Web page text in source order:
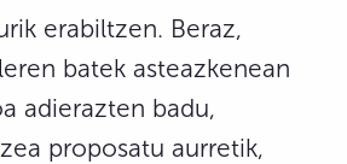
erabiltzen. Beraz,
batek asteazkenean
adierazten badu,
proposatu aurretik,